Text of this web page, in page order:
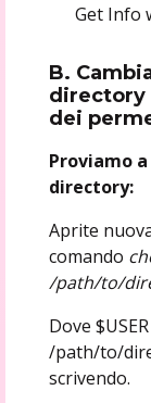
Get Info
B.
directory
dei
Proviamo
directory:
Aprite
comando
/path/to/
Dove
/path/to/
scrivendo.